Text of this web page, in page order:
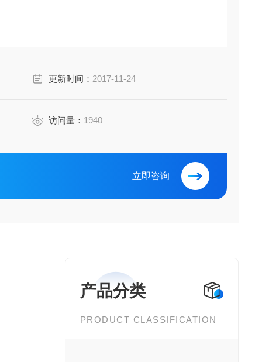
更新时间： 2017-11-24
访问量： 1940
立即咨询
产品分类
PRODUCT CLASSIFICATION